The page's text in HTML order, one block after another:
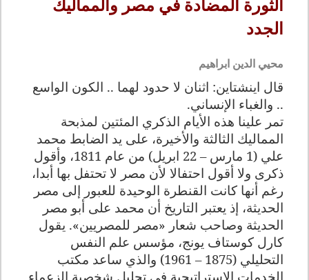
الثورة المضادة في مصر والمماليك
الجدد
محيي الدين ابراهيم
قال اينشتاين: اثنان لا حدود لهما .. الكون الواسع
.. والغباء الإنساني.
تمر علينا هذه الأيام الذكري المئتين لمذبحة
المماليك الثالثة والأخيرة، على يد الضابط محمد
علي (1 مارس – 22 ابريل) من عام 1811، وأقول
ذكرى ولا أقول احتفالا لأن مصر لا تحتفل بها أبدا،
رغم أنها كانت القنطرة الوحيدة للعبور إلى مصر
الحديثة، إذ يعتبر التاريخ أن محمد على أبو مصر
الحديثة وصاحب شعار «مصر للمصريين». يقول
كارل كوستاف يونج، مؤسس علم النفس
التحليلي (1875 – 1961) والذي ساعد مكتب
الخدمات الاستراتيجية في تحليل شخصية الزعماء